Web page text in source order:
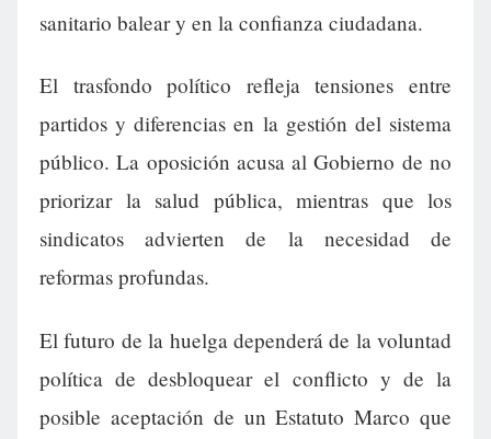
sanitario balear y en la confianza ciudadana.
El trasfondo político refleja tensiones entre
partidos y diferencias en la gestión del sistema
público. La oposición acusa al Gobierno de no
priorizar la salud pública, mientras que los
sindicatos advierten de la necesidad de
reformas profundas.
El futuro de la huelga dependerá de la voluntad
política de desbloquear el conflicto y de la
posible aceptación de un Estatuto Marco que